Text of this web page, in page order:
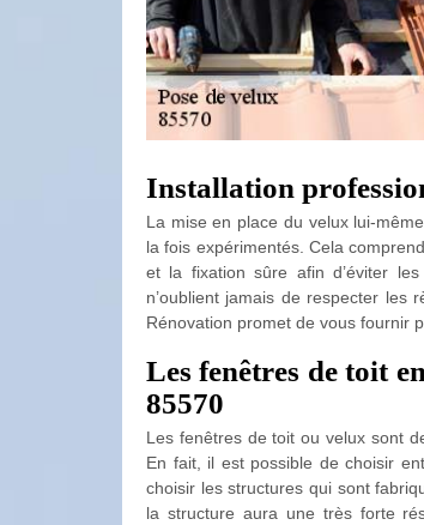
Installation
La mise en place du velux lui-
la fois expérimentés. Cela
et la fixation sûre afin d’éviter
n’oublient jamais de respecter les
Rénovation promet de vous fournir
Les fenêtres de toit
85570
Les fenêtres de toit ou velux sont
En fait, il est possible de choisir
choisir les structures qui sont
la structure aura une très forte